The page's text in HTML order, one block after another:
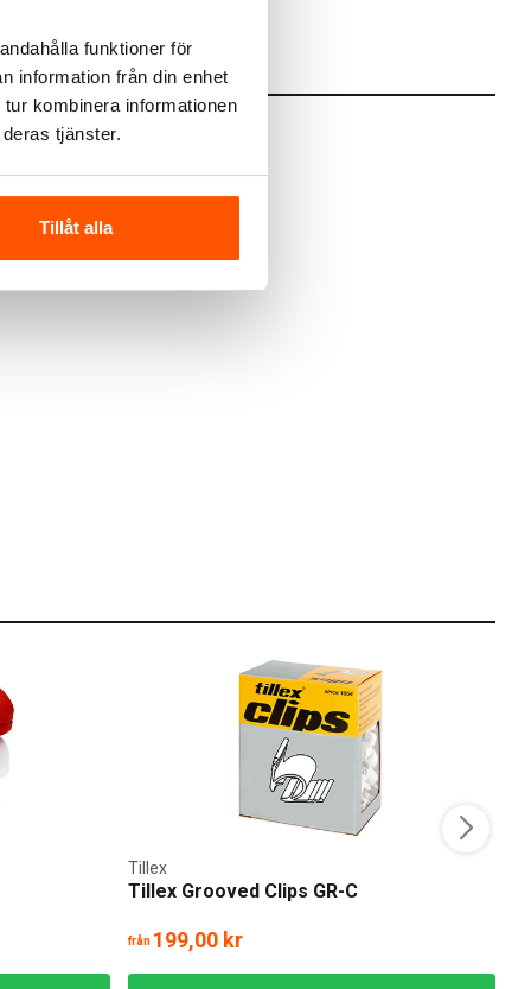
funktioner för
information från din enhet
kombinera informationen
tjänster.
Tillåt alla
Tillex Grooved Clips GR-C
Tillex
från 199,00 kr